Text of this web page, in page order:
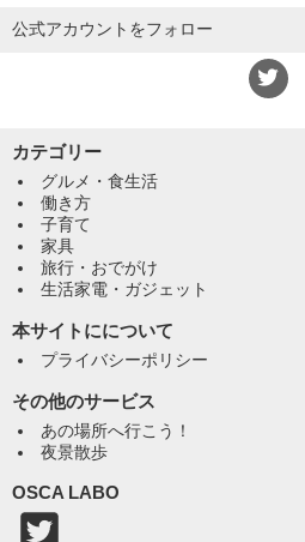
公式アカウントをフォロー
カテゴリー
グルメ・食生活
働き方
子育て
家具
旅行・おでがけ
生活家電・ガジェット
本サイトにについて
プライバシーポリシー
その他のサービス
あの場所へ行こう！
夜景散歩
OSCA LABO